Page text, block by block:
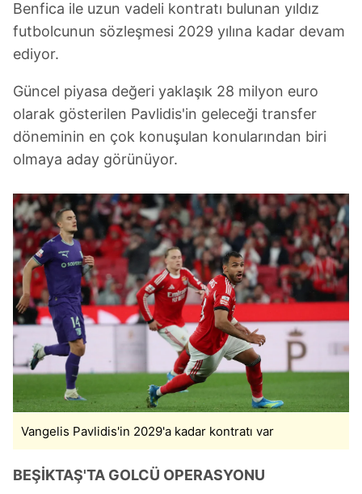
Benfica ile uzun vadeli kontratı bulunan yıldız
futbolcunun sözleşmesi 2029 yılına kadar devam
ediyor.
Güncel piyasa değeri yaklaşık 28 milyon euro
olarak gösterilen Pavlidis'in geleceği transfer
döneminin en çok konuşulan konularından biri
olmaya aday görünüyor.
Vangelis Pavlidis'in 2029'a kadar kontratı var
BEŞİKTAŞ'TA GOLCÜ OPERASYONU